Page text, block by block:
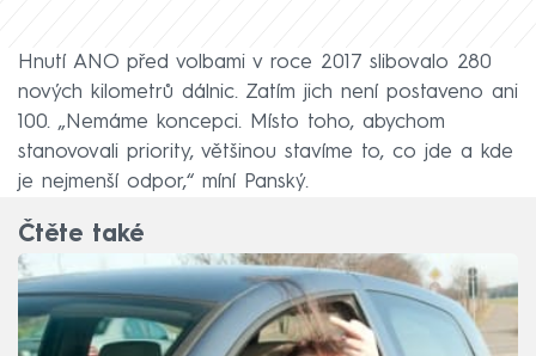
Hnutí ANO před volbami v roce 2017 slibovalo 280
nových kilometrů dálnic. Zatím jich není postaveno ani
100. „Nemáme koncepci. Místo toho, abychom
stanovovali priority, většinou stavíme to, co jde a kde
je nejmenší odpor,“ míní Panský.
Čtěte také